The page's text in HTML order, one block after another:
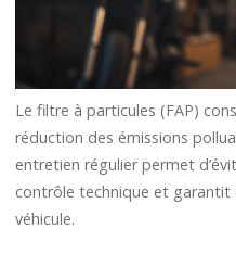
Le filtre à particules (FAP)
réduction des émissions
entretien régulier permet
contrôle technique et
véhicule.